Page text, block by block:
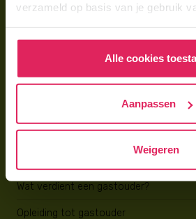
verzameld op basis van je gebruik
Alle cookies
Aanpassen
Weigeren
Gastouder worden bij 4Kids
Wat verdient een gastouder?
Opleiding tot gastouder